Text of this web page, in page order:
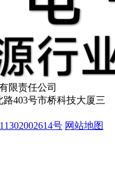
限责任公司
403号市桥科技大厦三
号 网站地图